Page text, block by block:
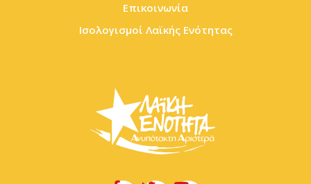
Επικοινωνία
Ισολογισμοί Λαϊκής Ενότητας